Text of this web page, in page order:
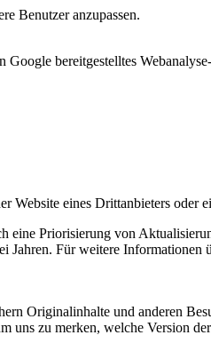
Benutzer anzupassen.
bereitgestelltes
Website eines Drittanbieters oder
Priorisierung von
Für weitere
Originalinhalte und anderen
uns zu merken, welche Version